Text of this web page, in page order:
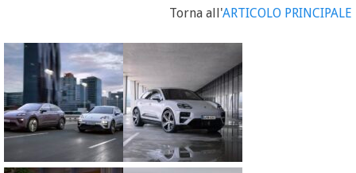
Torna all'ARTICOLO PRINCIPALE